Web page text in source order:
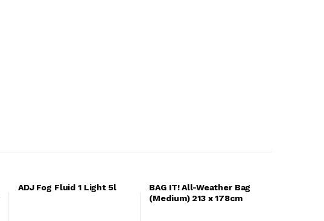
ADJ Fog Fluid 1 Light 5l
BAG IT! All-Weather Bag
(Medium) 213 x 178cm